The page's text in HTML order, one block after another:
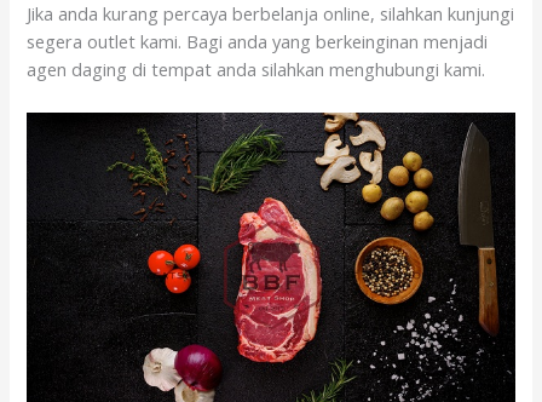
Jika anda kurang percaya berbelanja online, silahkan kunjungi
segera outlet kami. Bagi anda yang berkeinginan menjadi
agen daging di tempat anda silahkan menghubungi kami.